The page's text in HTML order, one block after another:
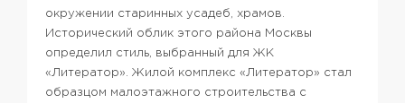
окружении старинных усадеб, храмов.
Исторический облик этого района Москвы
определил стиль, выбранный для ЖК
«Литератор». Жилой комплекс «Литератор» стал
образцом малоэтажного строительства с